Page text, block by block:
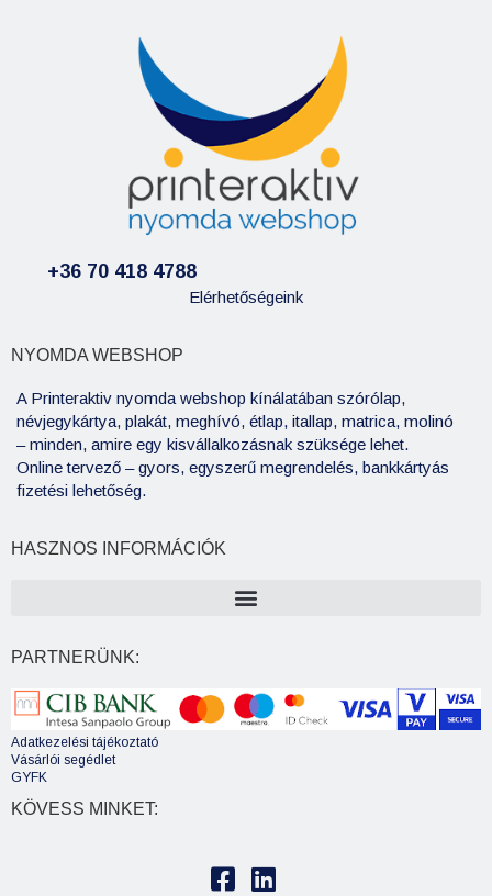
+36 70 418 4788
Elérhetőségeink
NYOMDA WEBSHOP
A Printeraktiv nyomda webshop kínálatában szórólap,
névjegykártya, plakát, meghívó, étlap, itallap, matrica, molinó
– minden, amire egy kisvállalkozásnak szüksége lehet.
Online tervező – gyors, egyszerű megrendelés, bankkártyás
fizetési lehetőség.
HASZNOS INFORMÁCIÓK
PARTNERÜNK:
Adatkezelési tájékoztató
Vásárlói segédlet
GYFK
KÖVESS MINKET: